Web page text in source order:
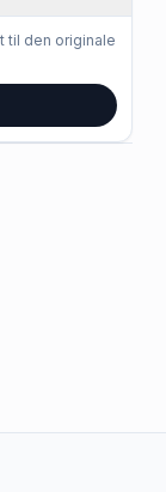
til den originale